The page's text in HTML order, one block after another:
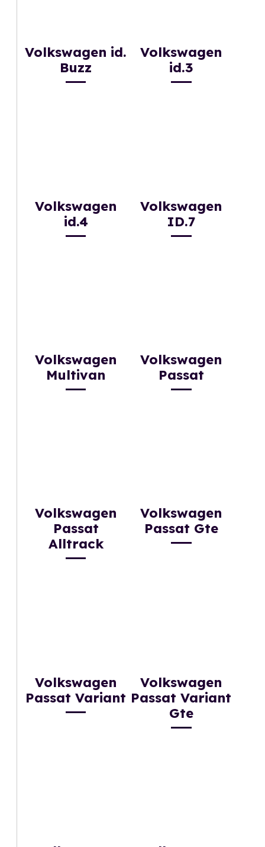
Volkswagen id.
Buzz
Volkswagen
id.3
Volkswagen
id.4
Volkswagen
ID.7
Volkswagen
Multivan
Volkswagen
Passat
Volkswagen
Passat
Alltrack
Volkswagen
Passat Gte
Volkswagen
Passat Variant
Volkswagen
Passat Variant
Gte